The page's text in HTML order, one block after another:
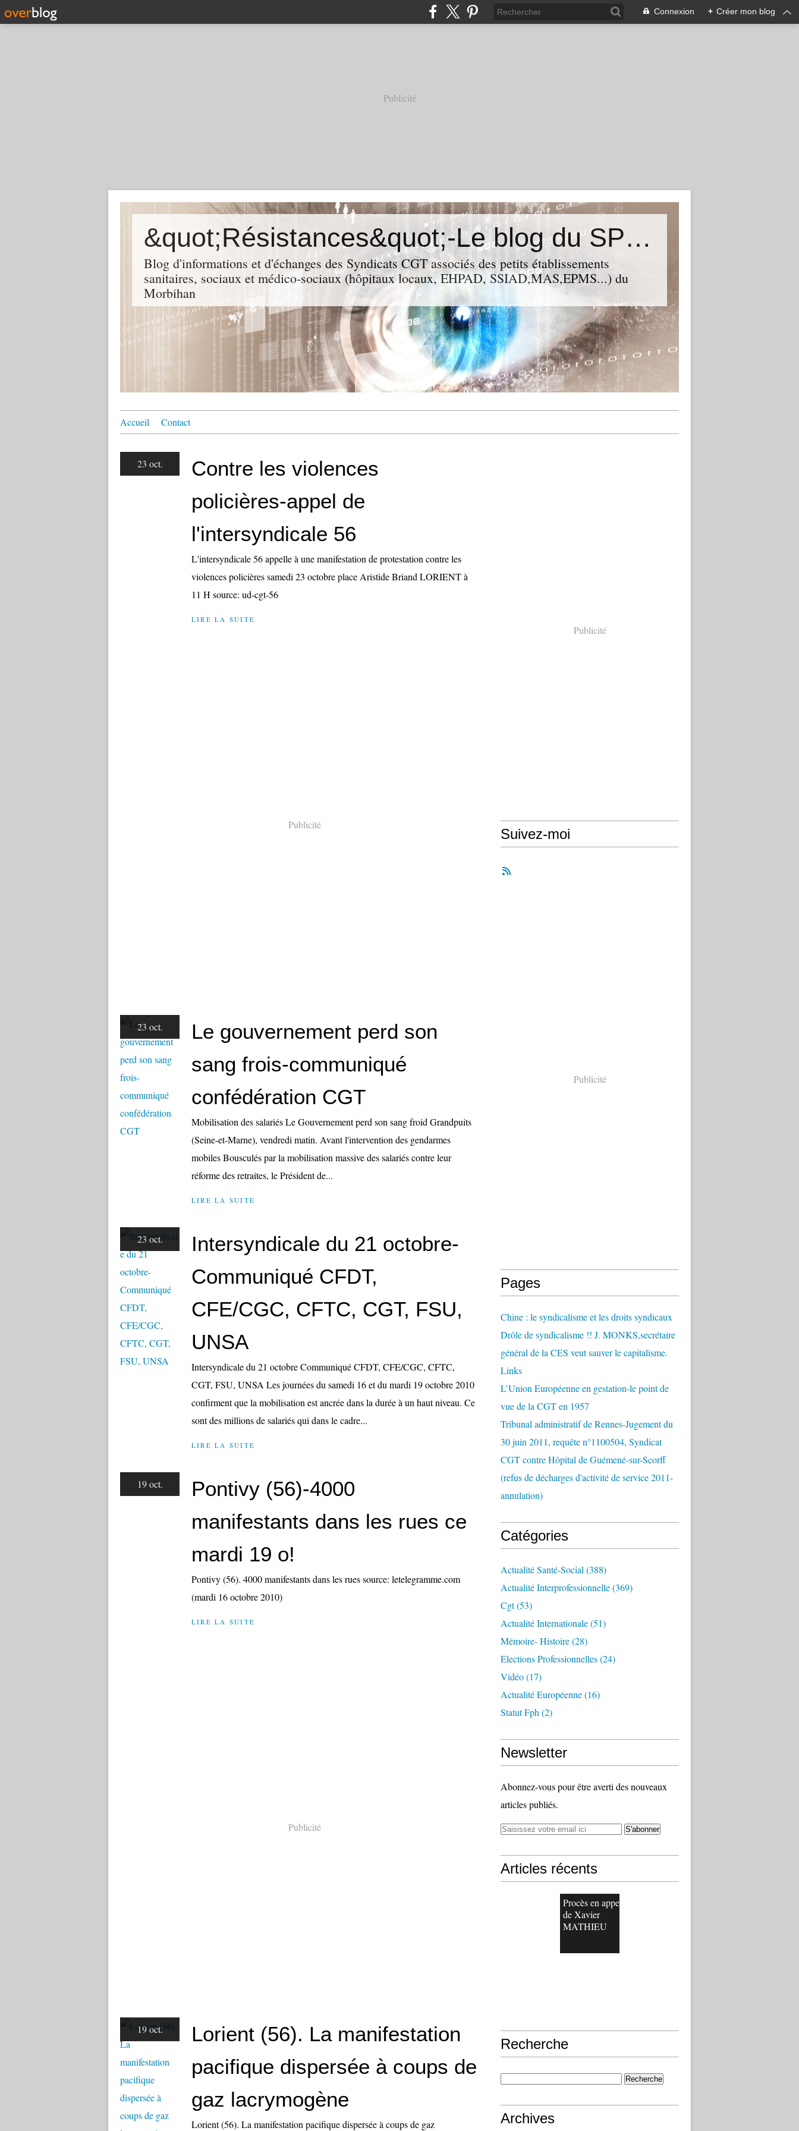
Connexion + Créer mon blog
Publicité
&quot;Résistances&quot;-Le blog du SPHAB/CGT (56-Guémené-sur-Scorff) et des Syndicats CGT associés des petits établissements sanitaires, sociaux et médico-sociaux du Morbihan qui résistent à la casse
Blog d'informations et d'échanges des Syndicats CGT associés des petits établissements
sanitaires, sociaux et médico-sociaux (hôpitaux locaux, EHPAD, SSIAD,MAS,EPMS...) du
Morbihan
Accueil Contact
23 oct.
Contre les violences
policières-appel de
l'intersyndicale 56
L'intersyndicale 56 appelle à une manifestation de protestation contre les
violences policières samedi 23 octobre place Aristide Briand LORIENT à
11 H source: ud-cgt-56
LIRE LA SUITE
Publicité
23 oct.
Le gouvernement perd son
sang frois-communiqué
confédération CGT
Mobilisation des salariés Le Gouvernement perd son sang froid Grandpuits
(Seine-et-Marne), vendredi matin. Avant l'intervention des gendarmes
mobiles Bousculés par la mobilisation massive des salariés contre leur
réforme des retraites, le Président de...
LIRE LA SUITE
23 oct.
Intersyndicale du 21 octobre-
Communiqué CFDT,
CFE/CGC, CFTC, CGT, FSU,
UNSA
Intersyndicale du 21 octobre Communiqué CFDT, CFE/CGC, CFTC,
CGT, FSU, UNSA Les journées du samedi 16 et du mardi 19 octobre 2010
confirment que la mobilisation est ancrée dans la durée à un haut niveau. Ce
sont des millions de salariés qui dans le cadre...
LIRE LA SUITE
19 oct.
Pontivy (56)-4000
manifestants dans les rues ce
mardi 19 o!
Pontivy (56). 4000 manifestants dans les rues source: letelegramme.com
(mardi 16 octobre 2010)
LIRE LA SUITE
Publicité
19 oct.
Lorient (56). La manifestation
pacifique dispersée à coups de
gaz lacrymogène
Lorient (56). La manifestation pacifique dispersée à coups de gaz
Publicité
Suivez-moi
Publicité
Pages
Chine : le syndicalisme et les droits syndicaux
Drôle de syndicalisme !! J. MONKS,secrétaire
général de la CES veut sauver le capitalisme.
Links
L’Union Européenne en gestation-le point de
vue de la CGT en 1957
Tribunal administratif de Rennes-Jugement du
30 juin 2011, requête n°1100504, Syndicat
CGT contre Hôpital de Guémené-sur-Scorff
(refus de décharges d'activité de service 2011-
annulation)
Catégories
Actualité Santé-Social (388)
Actualité Interprofessionnelle(369)
Cgt(53)
Actualité Internationale(51)
Mémoire- Histoire(28)
Elections Professionnelles(24)
Vidéo(17)
Actualité Européenne(16)
Statut Fph (2)
Newsletter
Abonnez-vous pour être averti des nouveaux
articles publiés.
Articles récents
Procès en appel
de Xavier
MATHIEU
Recherche
Archives